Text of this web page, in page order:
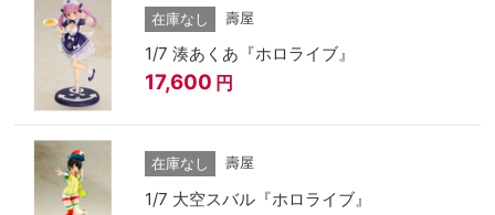
在庫なし 壽屋
1/7 湊あくあ『ホロライブ』
17,600 円
在庫なし 壽屋
1/7 大空スバル『ホロライブ』